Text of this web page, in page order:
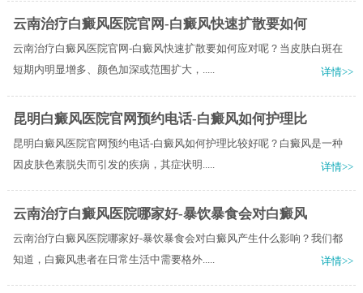
云南治疗白癜风医院官网-白癜风快速扩散要如何
云南治疗白癜风医院官网-白癜风快速扩散要如何应对呢？当皮肤白斑在
短期内明显增多、颜色加深或范围扩大，.....
详情>>
昆明白癜风医院官网预约电话-白癜风如何护理比
昆明白癜风医院官网预约电话-白癜风如何护理比较好呢？白癜风是一种
因皮肤色素脱失而引发的疾病，其症状明.....
详情>>
云南治疗白癜风医院哪家好-暴饮暴食会对白癜风
云南治疗白癜风医院哪家好-暴饮暴食会对白癜风产生什么影响？我们都
知道，白癜风患者在日常生活中需要格外.....
详情>>